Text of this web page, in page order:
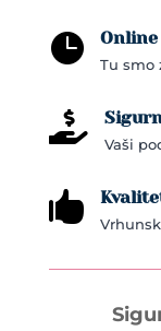
 Tu smo
 Vaši
